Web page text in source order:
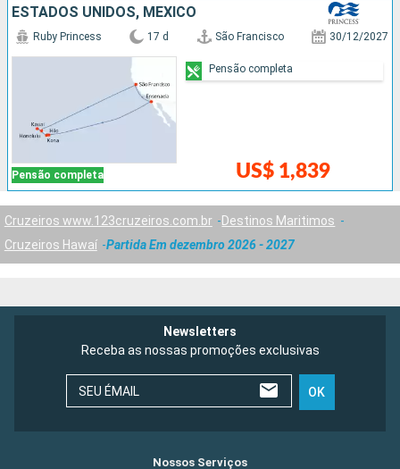
ESTADOS UNIDOS, MÉXICO
Pensão completa
Ruby Princess 17 d São Francisco 30/12/2027
US$ 1,839
Pensão completa
Cruzeiros www.123cruzeiros.com.br
Destinos Maritimos
Cruzeiros Hawaí
Partida Em dezembro 2026 - 2027
Newsletters
Receba as nossas promoções exclusivas
SEU ÉMAIL OK
Nossos Serviços